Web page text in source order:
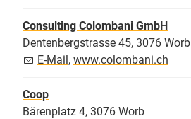
Consulting Colombani GmbH
Dentenbergstrasse 45, 3076 Worb
E-Mail , www.colombani.ch
Coop
Bärenplatz 4, 3076 Worb